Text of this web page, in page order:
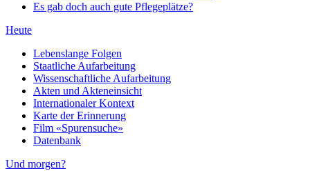
Es gab doch auch gute Pflegeplätze?
Heute
Lebenslange Folgen
Staatliche Aufarbeitung
Wissenschaftliche Aufarbeitung
Akten und Akteneinsicht
Internationaler Kontext
Karte der Erinnerung
Film «Spurensuche»
Datenbank
Und morgen?